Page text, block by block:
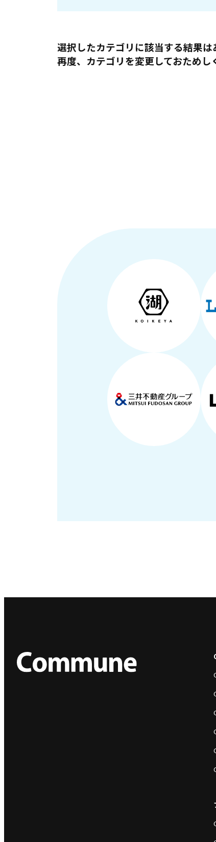
選択したカテゴリに該当する結果は
再度、カテゴリを変更しておためし